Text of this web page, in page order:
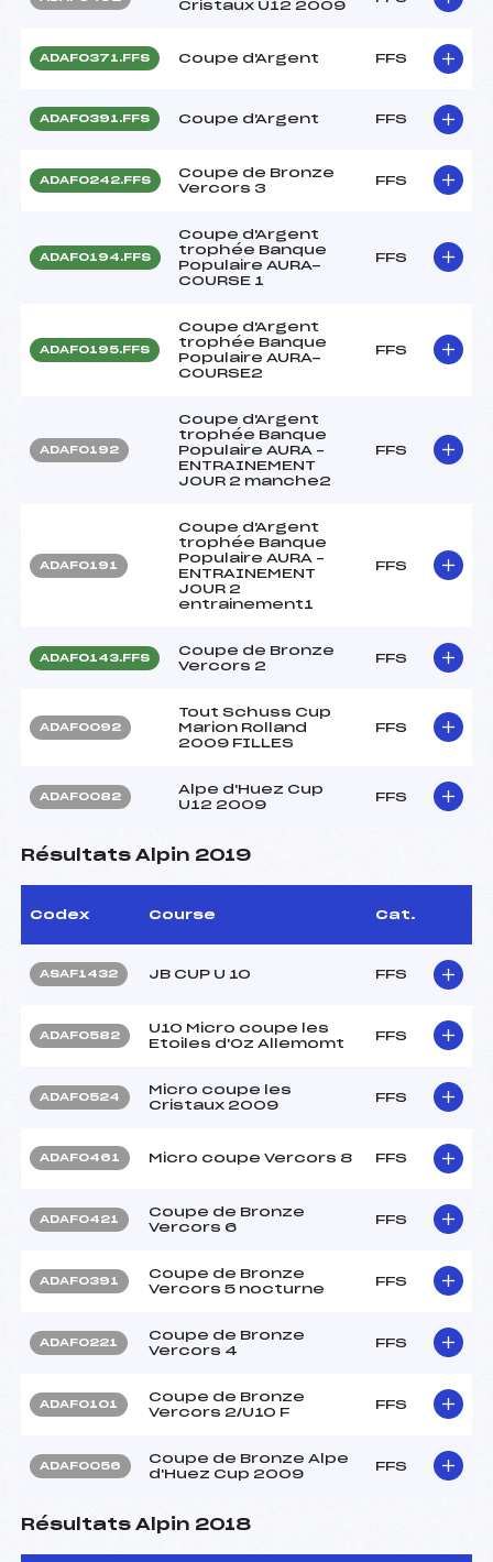
Cristaux U12 2009
ADAF0371.FFS Coupe d'Argent FFS
ADAF0391.FFS Coupe d'Argent FFS
ADAF0242.FFS
Coupe de Bronze
Vercors 3
FFS
ADAF0194.FFS
Coupe d'Argent
trophée Banque
Populaire AURA-
COURSE 1
FFS
ADAF0195.FFS
Coupe d'Argent
trophée Banque
Populaire AURA-
COURSE2
FFS
ADAF0192
Coupe d'Argent
trophée Banque
Populaire AURA –
ENTRAINEMENT
JOUR 2 manche2
FFS
ADAF0191
Coupe d'Argent
trophée Banque
Populaire AURA –
ENTRAINEMENT
JOUR 2
entrainement1
FFS
ADAF0143.FFS
Coupe de Bronze
Vercors 2
FFS
ADAF0092
Tout Schuss Cup
Marion Rolland
2009 FILLES
FFS
ADAF0082
Alpe d'Huez Cup
U12 2009
FFS
Résultats Alpin 2019
Codex Course Cat.
ASAF1432 JB CUP U 10 FFS
ADAF0582
U10 Micro coupe les
Etoiles d'Oz Allemomt
FFS
ADAF0524
Micro coupe les
Cristaux 2009
FFS
ADAF0461 Micro coupe Vercors 8 FFS
ADAF0421
Coupe de Bronze
Vercors 6
FFS
ADAF0391
Coupe de Bronze
Vercors 5 nocturne
FFS
ADAF0221
Coupe de Bronze
Vercors 4
FFS
ADAF0101
Coupe de Bronze
Vercors 2/U10 F
FFS
ADAF0056
Coupe de Bronze Alpe
d'Huez Cup 2009
FFS
Résultats Alpin 2018